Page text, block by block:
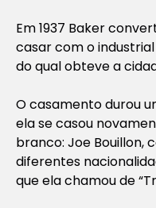
Em 1937 Baker
casar com o
do qual obteve a
O casamento durou
ela se casou
branco: Joe Bouillon,
diferentes
que ela chamou de